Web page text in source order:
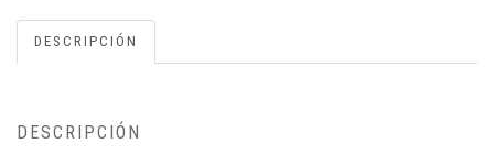
DESCRIPCIÓN
DESCRIPCIÓN